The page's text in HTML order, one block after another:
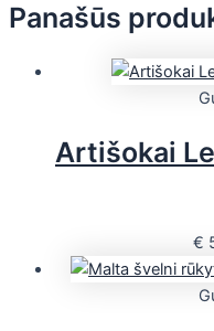
Panašūs
Artišokai
€